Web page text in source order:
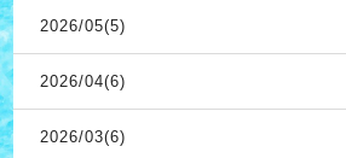
2026/05(5)
2026/04(6)
2026/03(6)